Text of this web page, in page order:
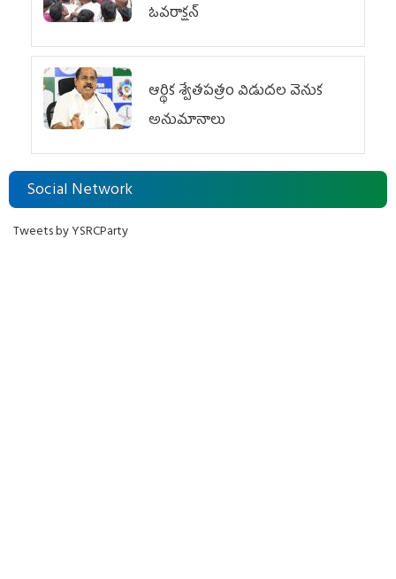
ఓవ‌రాక్ష‌న్‌
ఆర్థిక శ్వేతపత్రం విడుదల వెనుక
అనుమానాలు
Social Network
Tweets by YSRCParty